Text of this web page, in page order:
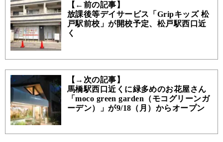
【←前の記事】
放課後等デイサービス「Gripキッズ 松
戸駅前校」が開校予定、松戸駅西口近
く
【→次の記事】
馬橋駅西口近くに緑多めのお花屋さん
「moco green garden（モコグリーンガ
ーデン）」が9/18（月）からオープン